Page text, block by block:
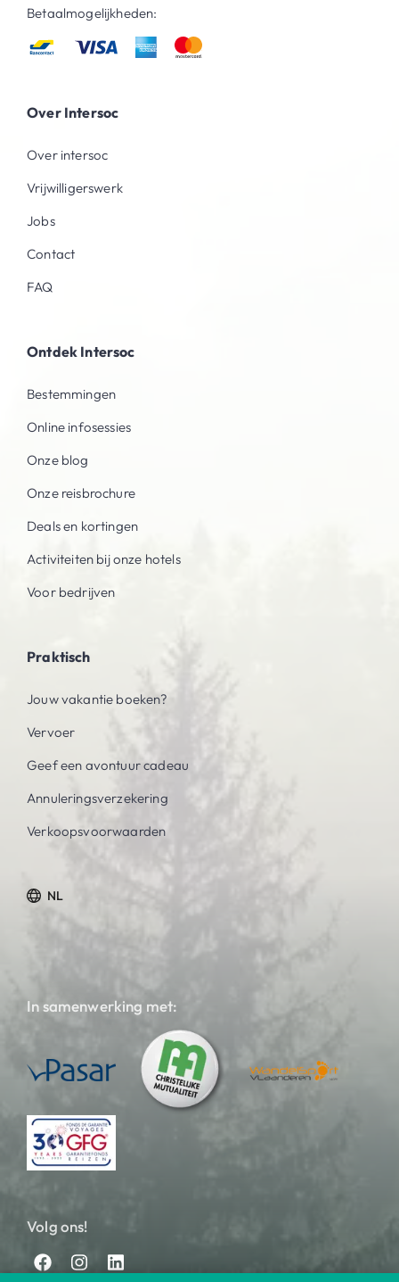
Betaalmogelijkheden:
Over Intersoc
Over intersoc
Vrijwilligerswerk
Jobs
Contact
FAQ
Ontdek Intersoc
Bestemmingen
Online infosessies
Onze blog
Onze reisbrochure
Deals en kortingen
Activiteiten bij onze hotels
Voor bedrijven
Praktisch
Jouw vakantie boeken?
Vervoer
Geef een avontuur cadeau
Annuleringsverzekering
Verkoopsvoorwaarden
NL
In samenwerking met:
Volg ons!